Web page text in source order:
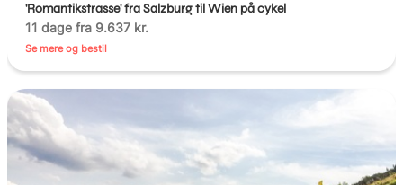
'Romantikstrasse' fra Salzburg til Wien på cykel
11 dage fra 9.637 kr.
Se mere og bestil